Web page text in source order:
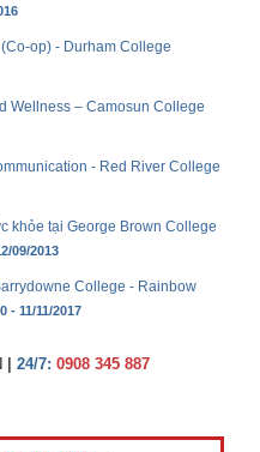
op) - Durham College
Wellness – Camosun College
- Red River College
khỏe tại George Brown College
09/2013
College - Rainbow
- 11/11/2017
| 24/7: 0908 345 887